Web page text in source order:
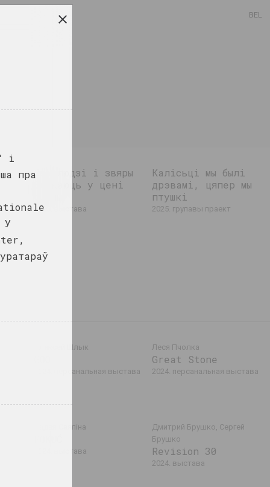
BEL
Дзе людзі і звяры
блукаюць у цені
2025. выстава
Калісьці мы былі
дрэвамі, цяпер мы
птушкі
2025. групавы праект
Аляксей Шлык
2024. персанальная выстава
Леся Пчолка
Great Stone
2024. персанальная выстава
Надзя Саяпiна
2024. выстава
Дмитрий Брушко, Сергей
Брушко
Revision 30
2024. выстава
і
пра
У